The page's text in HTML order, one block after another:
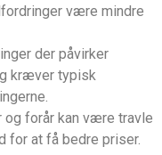
være mindre
der påvirker
kræver typisk
og forår kan være travle
for at få bedre priser.